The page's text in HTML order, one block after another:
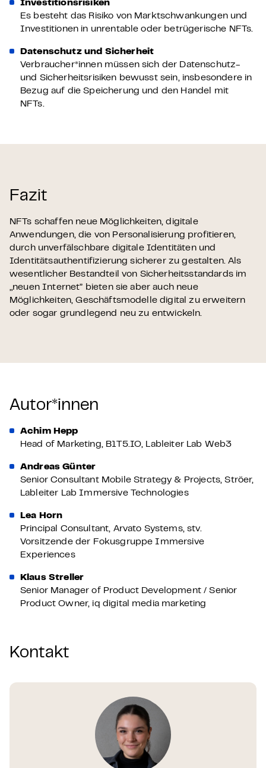
Investitionsrisiken
Es besteht das Risiko von Marktschwankungen und
Investitionen in unrentable oder betrügerische NFTs.
Datenschutz und Sicherheit
Verbraucher*innen müssen sich der Datenschutz-
und Sicherheitsrisiken bewusst sein, insbesondere in
Bezug auf die Speicherung und den Handel mit
NFTs.
Fazit
NFTs schaffen neue Möglichkeiten, digitale
Anwendungen, die von Personalisierung profitieren,
durch unverfälschbare digitale Identitäten und
Identitätsauthentifizierung sicherer zu gestalten. Als
wesentlicher Bestandteil von Sicherheitsstandards im
„neuen Internet” bieten sie aber auch neue
Möglichkeiten, Geschäftsmodelle digital zu erweitern
oder sogar grundlegend neu zu entwickeln.
Autor*innen
Achim Hepp
Head of Marketing, B1T5.IO, Lableiter Lab Web3
Andreas Günter
Senior Consultant Mobile Strategy & Projects, Ströer,
Lableiter Lab Immersive Technologies
Lea Horn
Principal Consultant, Arvato Systems, stv.
Vorsitzende der Fokusgruppe Immersive
Experiences
Klaus Streller
Senior Manager of Product Development / Senior
Product Owner, iq digital media marketing
Kontakt